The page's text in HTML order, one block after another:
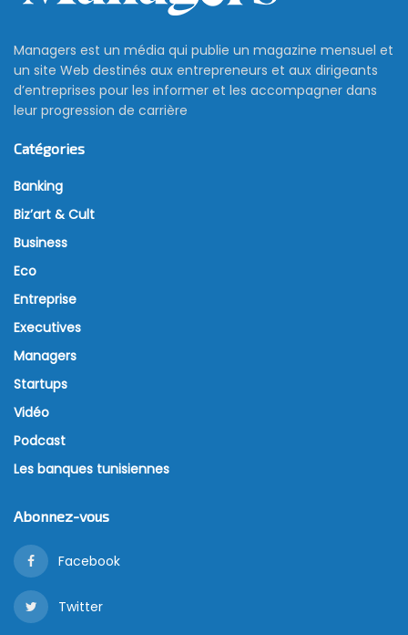
Managers est un média qui publie un magazine mensuel et
un site Web destinés aux entrepreneurs et aux dirigeants
d’entreprises pour les informer et les accompagner dans
leur progression de carrière
Catégories
Banking
Biz’art & Cult
Business
Eco
Entreprise
Executives
Managers
Startups
Vidéo
Podcast
Les banques tunisiennes
Abonnez-vous
Facebook
Twitter